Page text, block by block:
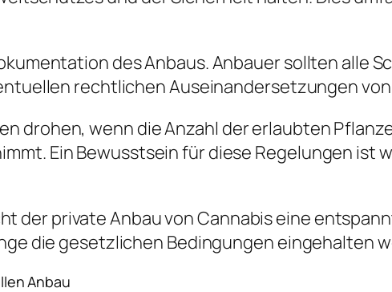
des Anbaus. Anbauer sollten alle
rechtlichen Auseinandersetzungen
drohen, wenn die Anzahl der erlaubten
Ein Bewusstsein für diese Regelungen ist
der private Anbau von Cannabis eine
die gesetzlichen Bedingungen eingehalten
Anbau